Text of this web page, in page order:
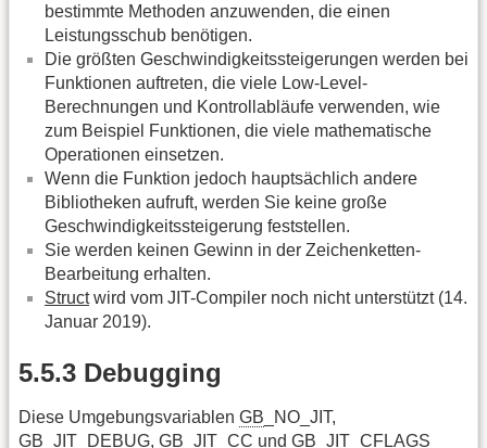
bestimmte Methoden anzuwenden, die einen
Leistungsschub benötigen.
Die größten Geschwindigkeitssteigerungen werden bei
Funktionen auftreten, die viele Low-Level-
Berechnungen und Kontrollabläufe verwenden, wie
zum Beispiel Funktionen, die viele mathematische
Operationen einsetzen.
Wenn die Funktion jedoch hauptsächlich andere
Bibliotheken aufruft, werden Sie keine große
Geschwindigkeitssteigerung feststellen.
Sie werden keinen Gewinn in der Zeichenketten-
Bearbeitung erhalten.
Structwird vom JIT-Compiler noch nicht unterstützt (14.
Januar 2019).
5.5.3 Debugging
Diese Umgebungsvariablen GB _NO_JIT,
GB _JIT_DEBUG, GB _JIT_CC und GB _JIT_CFLAGS